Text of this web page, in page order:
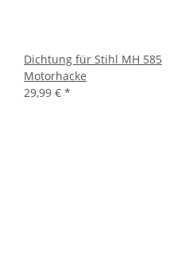
Dichtung für Stihl MH 585
Motorhacke
29,99 € *